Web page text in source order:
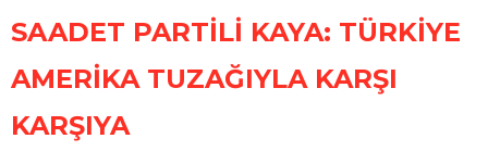
SAADET PARTİLİ KAYA: TÜRKİYE
AMERİKA TUZAĞIYLA KARŞI
KARŞIYA